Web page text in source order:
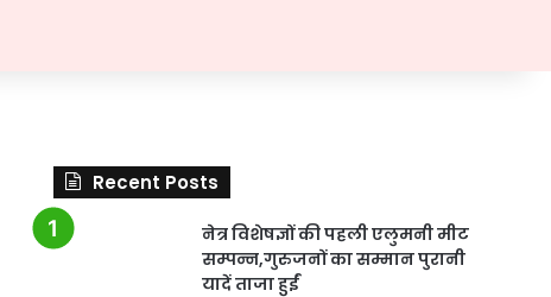
Recent Posts
नेत्र विशेषज्ञों की पहली एलुमनी मीट
सम्पन्न,गुरुजनों का सम्मान पुरानी
यादें ताजा हुईं